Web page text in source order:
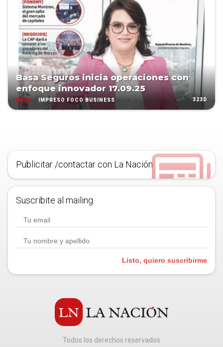
Basa Seguros inicia operaciones con
enfoque innovador 17.09.25
IMPRESO FOCO BUSINESS 323D
Publicitar /contactar con La Nación
Suscribite al mailing.
Listo, quiero suscribirme
Todos los derechos reservados